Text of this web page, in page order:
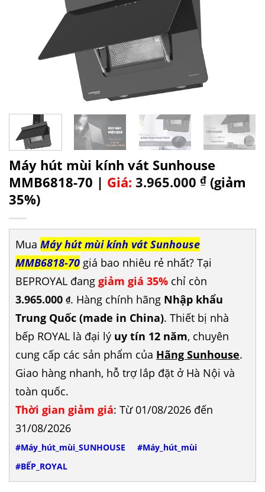
Máy hút mùi kính vát Sunhouse
MMB6818-70 | Giá: 3.965.000 ₫ (giảm
35%)
Mua Máy hút mùi kính vát Sunhouse
MMB6818-70 giá bao nhiêu rẻ nhất? Tại
BEPROYAL đang giảm giá 35% chỉ còn
3.965.000 ₫. Hàng chính hãng Nhập khẩu
Trung Quốc (made in China). Thiết bị nhà
bếp ROYAL là đại lý uy tín 12 năm, chuyên
cung cấp các sản phẩm của Hãng Sunhouse.
Giao hàng nhanh, hỗ trợ lắp đặt ở Hà Nội và
toàn quốc.
Thời gian giảm giá: Từ 01/08/2026 đến
31/08/2026
#Máy_hút_mùi_SUNHOUSE
#Máy_hút_mùi
#BẾP_ROYAL